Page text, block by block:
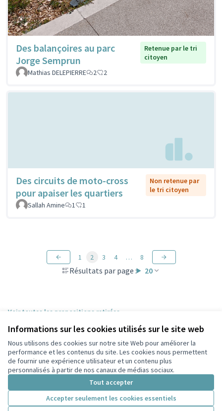
Informations sur les cookies utilisés sur le site web
Nous utilisons des cookies sur notre site Web pour améliorer la
performance et les contenus du site. Les cookies nous permettent
de fournir une expérience utilisateur et un contenu plus
personnalisés à partir de nos canaux de médias sociaux.
Tout accepter
Accepter seulement les cookies essentiels
Des balançoires au parc
Jorge Semprun
Retenue par le tri
citoyen
Mathias DELEPIERRE
2 2
Des circuits de moto-cross
pour apaiser les quartiers
Non retenue par
le tri citoyen
Sallah Amine
1 1
Résultats par page : 20
1 2 3 4 … 8
Voir toutes les propositions retirées
Conditions d'utilisation
Paramètres des cookies
Participez Villeurbanne sur X
(Lien externe)
Participez Villeurbanne sur Facebook
Participez Villeurbanne sur Instagram
Participez Villeurbanne sur YouTube
(Lien externe)
Licence
(Lien